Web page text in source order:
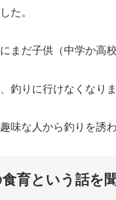
た。
まだ子供（中学か高
釣りに行けなくなりま
味な人から釣りを誘
育という話を